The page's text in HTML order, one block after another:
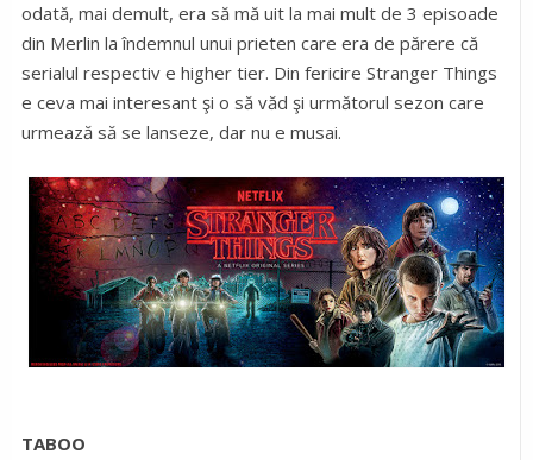
odată, mai demult, era să mă uit la mai mult de 3 episoade
din Merlin la îndemnul unui prieten care era de părere că
serialul respectiv e higher tier. Din fericire Stranger Things
e ceva mai interesant şi o să văd şi următorul sezon care
urmează să se lanseze, dar nu e musai.
TABOO